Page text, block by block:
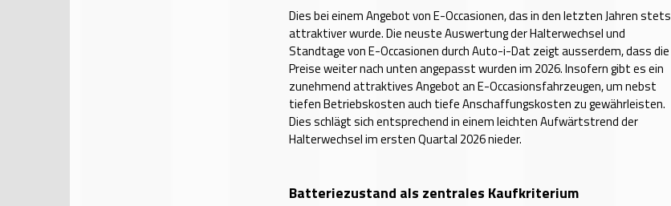
Dies bei einem Angebot von E-Occasionen, das in den letzten Jahren stets
attraktiver wurde. Die neuste Auswertung der Halterwechsel und
Standtage von E-Occasionen durch Auto-i-Dat zeigt ausserdem, dass die
Preise weiter nach unten angepasst wurden im 2026. Insofern gibt es ein
zunehmend attraktives Angebot an E-Occasionsfahrzeugen, um nebst
tiefen Betriebskosten auch tiefe Anschaffungskosten zu gewährleisten.
Dies schlägt sich entsprechend in einem leichten Aufwärtstrend der
Halterwechsel im ersten Quartal 2026 nieder.
Batteriezustand als zentrales Kaufkriterium